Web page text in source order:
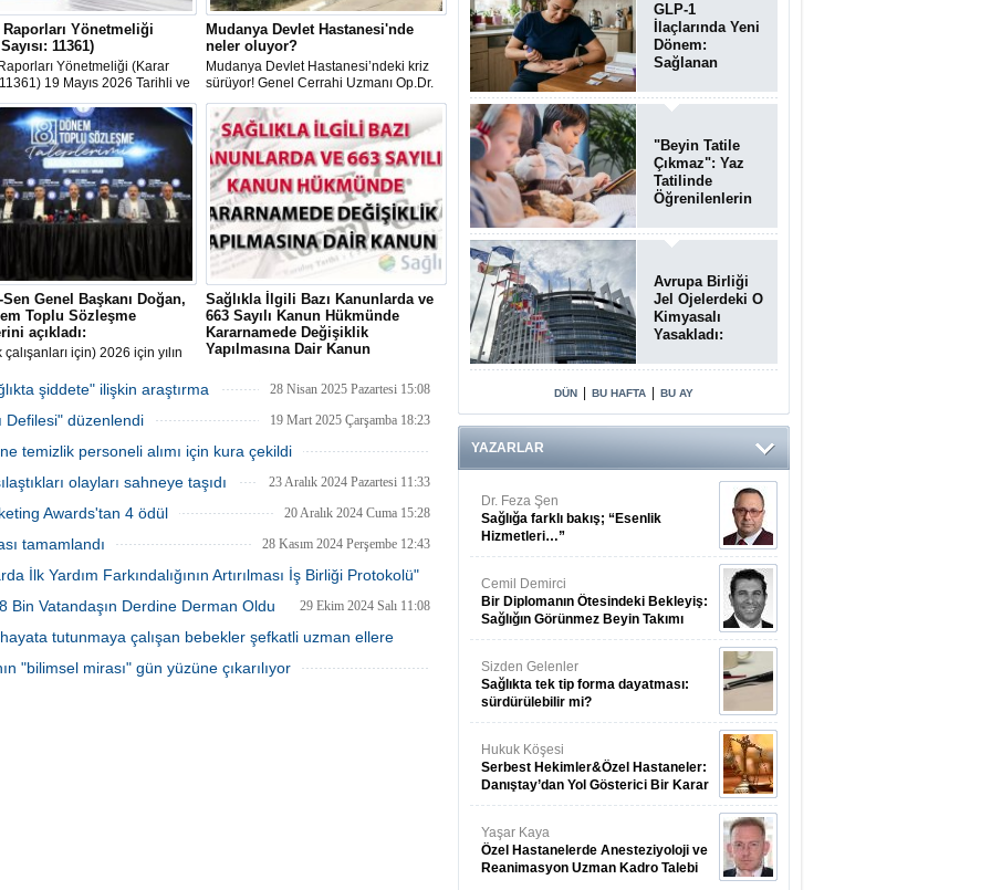
Raporları Yönetmeliği
11361)
Yönetmeliği (Karar
11361) 19 Mayıs 2026 Tarihli ve
Resmî Gazete'de
Mudanya Devlet Hastanesi'nde
neler oluyor?
Mudanya Devlet Hastanesi’ndeki kriz
sürüyor! Genel Cerrahi Uzmanı Op.Dr.
Rafet Sağlık’ın sürgüne gönderilmesinin
ardından bir hemşirenin de görev yeri
değiştirildi.
Sen Genel Başkanı Doğan,
Toplu Sözleşme
açıkladı:
çalışanları için) 2026 için yılın
zam, bunun yanı sıra yüzde
payı ve yüzde 25 oransal zam
Sağlıkla İlgili Bazı Kanunlarda ve
663 Sayılı Kanun Hükmünde
Kararnamede Değişiklik
Yapılmasına Dair Kanun
Sayılı Kanun Hükmünde Kararnamede
Temmuz 2025 Tarihli ve 32965 Sayılı
şiddete" ilişkin araştırma 28 Nisan 2025 Pazartesi 15:08
Defilesi" düzenlendi 19 Mart 2025 Çarşamba 18:23
temizlik personeli alımı için kura çekildi
19 Mart 2025 Çarşamba 16:13
olayları sahneye taşıdı 23 Aralık 2024 Pazartesi 11:33
Awards'tan 4 ödül 20 Aralık 2024 Cuma 15:28
tamamlandı 28 Kasım 2024 Perşembe 12:43
İlk Yardım Farkındalığının Artırılması İş Birliği Protokolü"
Bin Vatandaşın Derdine Derman Oldu 29 Ekim 2024 Salı 11:08
tutunmaya çalışan bebekler şefkatli uzman ellere
"bilimsel mirası" gün yüzüne çıkarılıyor
Kaçmasına
Neden Oluyor
GLP-1
İlaçlarında Yeni
Dönem:
Sağlanan
Yalnızca Kilo
Kaybıyla Sınırlı
"Beyin Tatile
Çıkmaz": Yaz
Tatilinde
Öğrenilenlerin
Unutulabiliyor
Avrupa Birliği
Jel Ojelerdeki O
Kimyasalı
Yasakladı:
Riski Uyarısı
DÜN BU HAFTA BU AY
YAZARLAR
Dr. Feza Şen
Sağlığa farklı bakış; “Esenlik
Hizmetleri…”
Cemil Demirci
Bir Diplomanın Ötesindeki Bekleyiş:
Sağlığın Görünmez Beyin Takımı
Sizden Gelenler
Sağlıkta tek tip forma dayatması:
sürdürülebilir mi?
Hukuk Köşesi
Serbest Hekimler&Özel Hastaneler:
Danıştay’dan Yol Gösterici Bir Karar
Yaşar Kaya
Özel Hastanelerde Anesteziyoloji ve
Reanimasyon Uzman Kadro Talebi